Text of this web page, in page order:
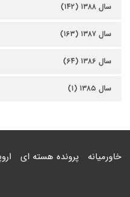
سال ۱۳۸۸ (۱۴۲)
سال ۱۳۸۷ (۱۶۳)
سال ۱۳۸۶ (۶۴)
سال ۱۳۸۵ (۱)
خاورمیانه پرونده هسته ای